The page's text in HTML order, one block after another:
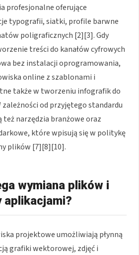
profesjonalne oferujące
typografii, siatki, profile barwne
poligraficznych [2][3]. Gdy
treści do kanałów cyfrowych
bez instalacji oprogramowania,
online z szablonami i
także w tworzeniu infografik do
od przyjętego standardu
też narzędzia branżowe oraz
które wpisują się w politykę
plików [7][8][10].
wymiana plików i
aplikacjami?
projektowe umożliwiają płynną
grafiki wektorowej, zdjęć i